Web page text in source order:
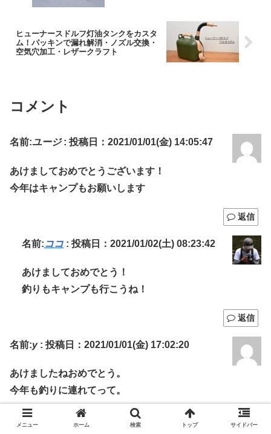
ヒューナースドルフ灯油タンクをカスタ
ム！パッキンで漏れ解消・ノズル交換・
空気穴加工・レザークラフト
コメント
名前:ユージ: 投稿日：2021/01/01(金) 14:05:47
あけましておめでとうございます！
今年はキャンプもお願いします
返信
名前:ココ : 投稿日：2021/01/02(土) 08:23:42
あけましておめでとう！
釣りもキャンプも行こうね！
返信
名前:y: 投稿日：2021/01/01(金) 17:02:20
あけましたねおめでとう。
今年も釣りに連れてって。
返信
メニュー ホーム 検索 トップ サイドバー